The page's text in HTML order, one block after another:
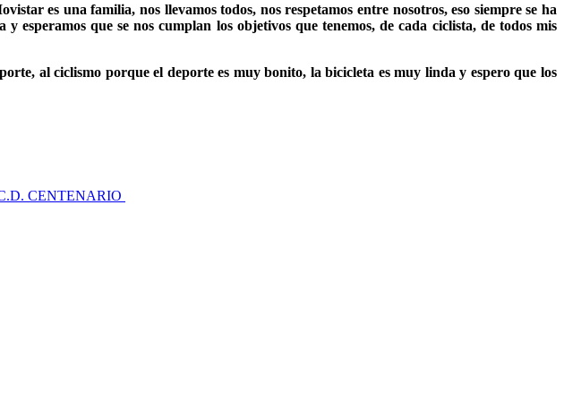
es una familia, nos llevamos todos, nos respetamos entre nosotros, eso siempre se ha
que se nos cumplan los objetivos que tenemos, de cada ciclista, de todos mis
al ciclismo porque el deporte es muy bonito, la bicicleta es muy linda y espero que los
CENTENARIO